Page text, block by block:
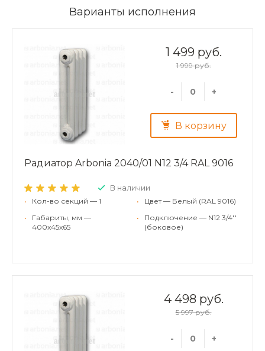
Варианты исполнения
1 499 руб.
1 999 руб.
- +
В корзину
Радиатор Arbonia 2040/01 N12 3/4 RAL 9016
В наличии
•
Кол-во секций — 1
•
Габариты, мм —
400x45x65
•
Цвет — Белый (RAL 9016)
•
Подключение — N12 3/4''
(боковое)
4 498 руб.
5 997 руб.
- +